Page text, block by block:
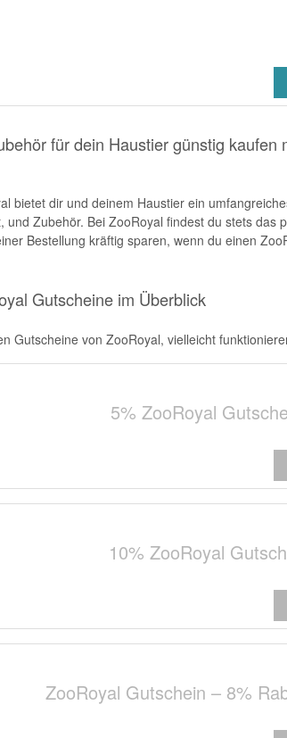
für dein Haustier günstig kaufen
bietet dir und deinem Haustier ein
und Zubehör. Bei ZooRoyal findest du stets das
Bestellung kräftig sparen, wenn du einen
Gutscheine im Überblick
Gutscheine von ZooRoyal, vielleicht
5% ZooRoyal
10% ZooRoyal
ZooRoyal Gutschein – 8%